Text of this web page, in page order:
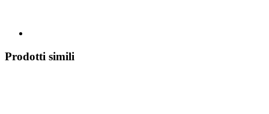
Prodotti simili